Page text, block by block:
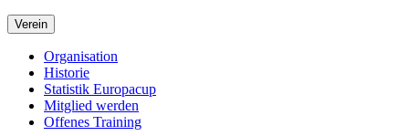
Verein
Organisation
Historie
Statistik Europacup
Mitglied werden
Offenes Training